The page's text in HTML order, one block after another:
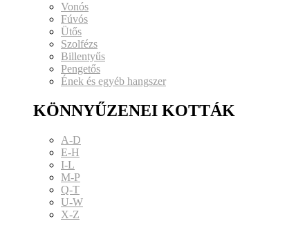
Vonós
Fúvós
Ütős
Szolfézs
Billentyűs
Pengetős
Ének és egyéb hangszer
KÖNNYŰZENEI KOTTÁK
A-D
E-H
I-L
M-P
Q-T
U-W
X-Z